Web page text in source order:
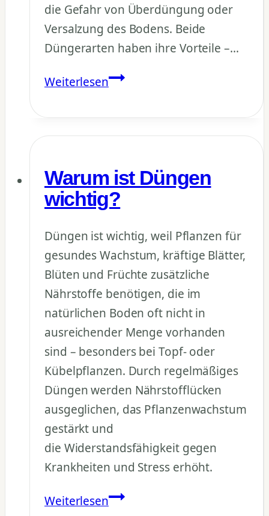
die Gefahr von Überdüngung oder
Versalzung des Bodens. Beide
Düngerarten haben ihre Vorteile –…
WeiterlesenWas
der
Unterschied
organischem
und
mineralischem
Dünger?
Warum ist Düngen
wichtig?
Düngen ist wichtig, weil Pflanzen für
gesundes Wachstum, kräftige Blätter,
Blüten und Früchte zusätzliche
Nährstoffe benötigen, die im
natürlichen Boden oft nicht in
ausreichender Menge vorhanden
sind – besonders bei Topf- oder
Kübelpflanzen. Durch regelmäßiges
Düngen werden Nährstofflücken
ausgeglichen, das Pflanzenwachstum
gestärkt und
die Widerstandsfähigkeit gegen
Krankheiten und Stress erhöht.
WeiterlesenWarum